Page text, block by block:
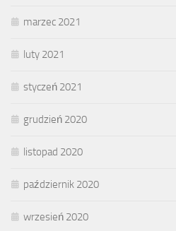
marzec 2021
luty 2021
styczeń 2021
grudzień 2020
listopad 2020
październik 2020
wrzesień 2020